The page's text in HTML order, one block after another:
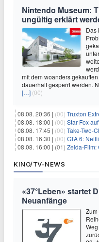
Nintendo Museum:
ungültig erklärt
Das
mit dem woanders
dauerhaft gesperrt werden.
[…] (00)
08.08. 20:36 | (00) Truxton Extreme
08.08. 18:00 | (00) Star Fox auf
08.08. 17:45 | (00) Take-Two-Chef
08.08. 16:30 | (00) GTA 6: Netflix
08.08. 16:00 | (01) Zelda-Film:
KINO/TV-NEWS
«37°Leben» startet
Neuanfänge
Zum